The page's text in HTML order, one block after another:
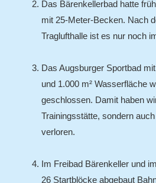
Das Bärenkellerbad hatte
mit 25-Meter-Becken. Nach
Traglufthalle ist es nur noch
Das Augsburger Sportbad
und 1.000 m² Wasserfläche
geschlossen. Damit haben
Trainingsstätte, sondern
verloren.
Im Freibad Bärenkeller und
26 Startblöcke abgebaut